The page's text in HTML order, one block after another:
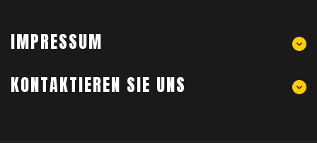
IMPRESSUM
KONTAKTIEREN SIE UNS